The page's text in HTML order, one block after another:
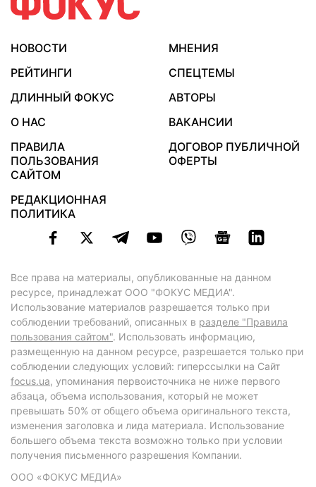
НОВОСТИ
МНЕНИЯ
РЕЙТИНГИ
СПЕЦТЕМЫ
ДЛИННЫЙ ФОКУС
АВТОРЫ
О НАС
ВАКАНСИИ
ПРАВИЛА
ПОЛЬЗОВАНИЯ
САЙТОМ
ДОГОВОР ПУБЛИЧНОЙ
ОФЕРТЫ
РЕДАКЦИОННАЯ
ПОЛИТИКА
Все права на материалы, опубликованные на данном
ресурсе, принадлежат ООО "ФОКУС МЕДИА".
Использование материалов разрешается только при
соблюдении требований, описанных в разделе "Правила
пользования сайтом". Использовать информацию,
размещенную на данном ресурсе, разрешается только при
соблюдении следующих условий: гиперссылки на Сайт
focus.ua, упоминания первоисточника не ниже первого
абзаца, объема использования, который не может
превышать 50% от общего объема оригинального текста,
изменения заголовка и лида материала. Использование
большего объема текста возможно только при условии
получения письменного разрешения Компании.
ООО «ФОКУС МЕДИА»